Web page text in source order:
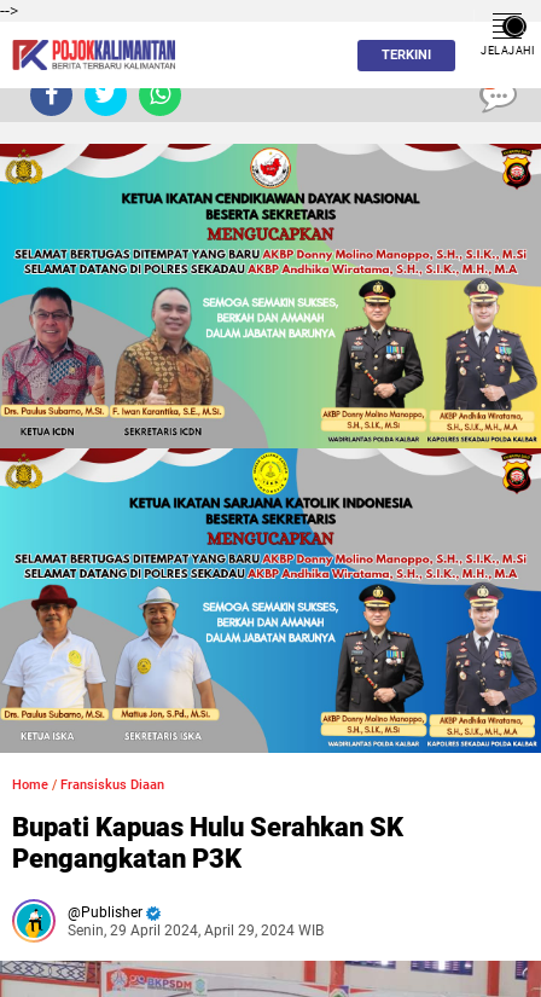
-->
TERKINI JELAJAHI
Home / Fransiskus Diaan
Bupati Kapuas Hulu Serahkan SK
Pengangkatan P3K
Publisher
Senin, 29 April 2024, April 29, 2024 WIB